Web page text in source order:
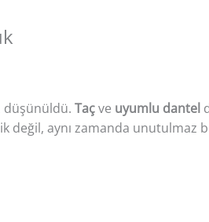
düşünüldü. Taçve uyumlu dantel
aynı zamanda unutulmaz